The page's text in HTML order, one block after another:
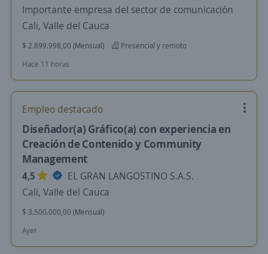
Importante empresa del sector de comunicación
Cali, Valle del Cauca
$ 2.899.998,00 (Mensual)
Presencial y remoto
Hace 11 horas
Empleo destacado
Diseñador(a) Gráfico(a) con experiencia en
Creación de Contenido y Community
Management
4,5
EL GRAN LANGOSTINO S.A.S.
Cali, Valle del Cauca
$ 3.500.000,00 (Mensual)
Ayer